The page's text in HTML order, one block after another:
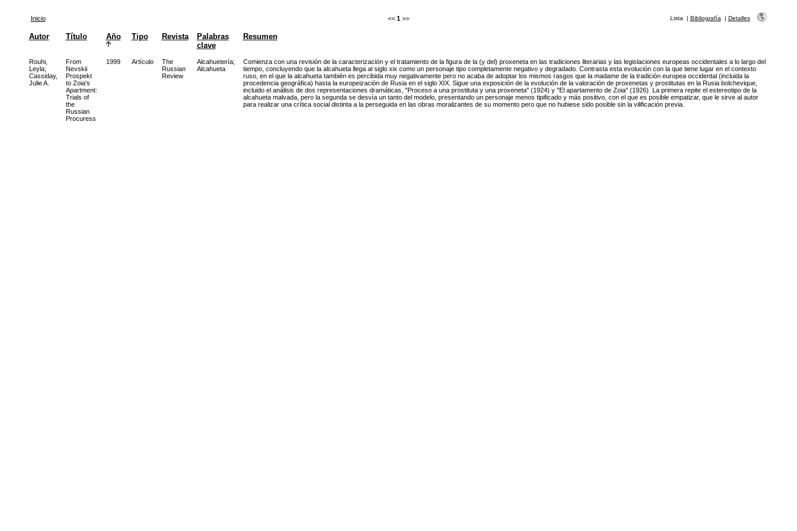
Inicio << 1 >> Lista | Bibliografía | Detalles
Autor Título Año Tipo Revista
Palabras
clave
Resumen
Rouhi,
Leyla;
Cassiday,
Julie A.
From
Nevskii
Prospekt
to Zoia's
Apartment:
Trials of
the
Russian
Procuress
1999 Artículo
The
Russian
Review
Alcahuetería;
Alcahueta
Comienza con una revisión de la caracterización y el tratamiento de la figura de la (y del) proxeneta en las tradiciones literarias y las legislaciones europeas occidentales a lo largo del
tiempo, concluyendo que la alcahueta llega al siglo xix como un personaje tipo completamente negativo y degradado. Contrasta esta evolución con la que tiene lugar en el contexto
ruso, en el que la alcahueta también es percibida muy negativamente pero no acaba de adoptar los mismos rasgos que la madame de la tradición europea occidental (incluida la
procedencia geográfica) hasta la europeización de Rusia en el siglo XIX. Sigue una exposición de la evolución de la valoración de proxenetas y prostitutas en la Rusia bolchevique,
incluido el análisis de dos representaciones dramáticas, "Proceso a una prostituta y una proxeneta" (1924) y "El apartamento de Zoia" (1926). La primera repite el estereotipo de la
alcahueta malvada, pero la segunda se desvía un tanto del modelo, presentando un personaje menos tipificado y más positivo, con el que es posible empatizar, que le sirve al autor
para realizar una crítica social distinta a la perseguida en las obras moralizantes de su momento pero que no hubiese sido posible sin la vilificación previa.